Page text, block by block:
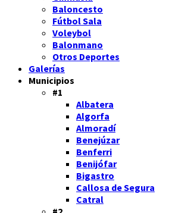
Baloncesto
Fútbol Sala
Voleybol
Balonmano
Otros Deportes
Galerías
Municipios
#1
Albatera
Algorfa
Almoradí
Benejúzar
Benferri
Benijófar
Bigastro
Callosa de Segura
Catral